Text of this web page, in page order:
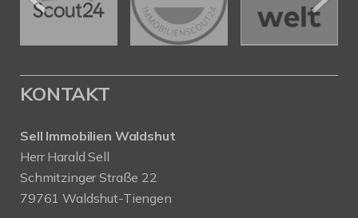
KONTAKT
Sell Immobilien Waldshut
Herr Harald Sell
Schmitzinger Straße 22
79761 Waldshut-Tiengen